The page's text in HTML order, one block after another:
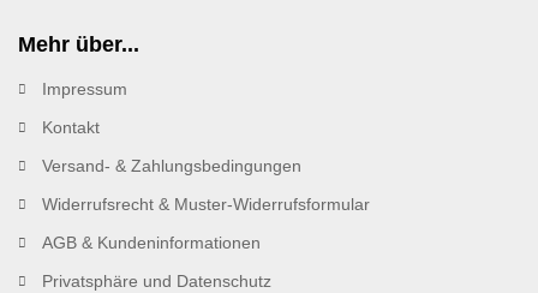
Mehr über...
Impressum
Kontakt
Versand- & Zahlungsbedingungen
Widerrufsrecht & Muster-Widerrufsformular
AGB & Kundeninformationen
Privatsphäre und Datenschutz